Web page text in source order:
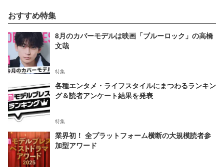
おすすめ特集
8月のカバーモデルは映画「ブルーロック」の高橋
文哉
特集
各種エンタメ・ライフスタイルにまつわるランキン
グ＆読者アンケート結果を発表
特集
業界初！ 全プラットフォーム横断の大規模読者参
加型アワード